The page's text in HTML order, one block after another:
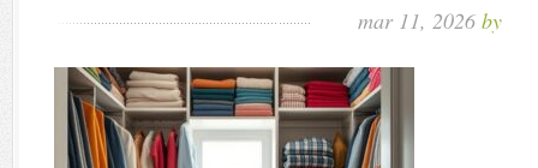
mar 11, 2026 by